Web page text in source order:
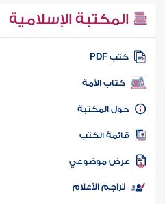
المكتبة الإسلامية
كتب PDF
كتاب الأمة
المكتبة
الكتب
موضوعي